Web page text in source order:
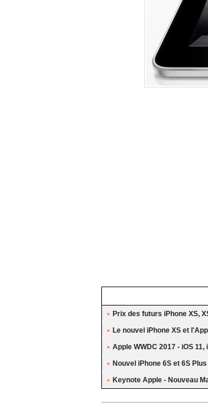
Prix des futurs iPhone XS,
Le nouvel iPhone XS et
Apple WWDC 2017 - iOS
Nouvel iPhone 6S et 6S
Keynote Apple - Nouveau